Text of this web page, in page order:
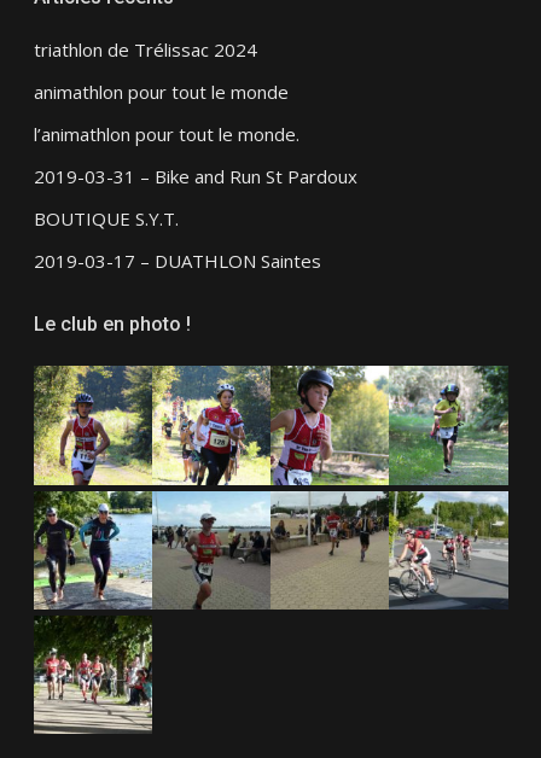
triathlon de Trélissac 2024
animathlon pour tout le monde
l’animathlon pour tout le monde.
2019-03-31 – Bike and Run St Pardoux
BOUTIQUE S.Y.T.
2019-03-17 – DUATHLON Saintes
Le club en photo !